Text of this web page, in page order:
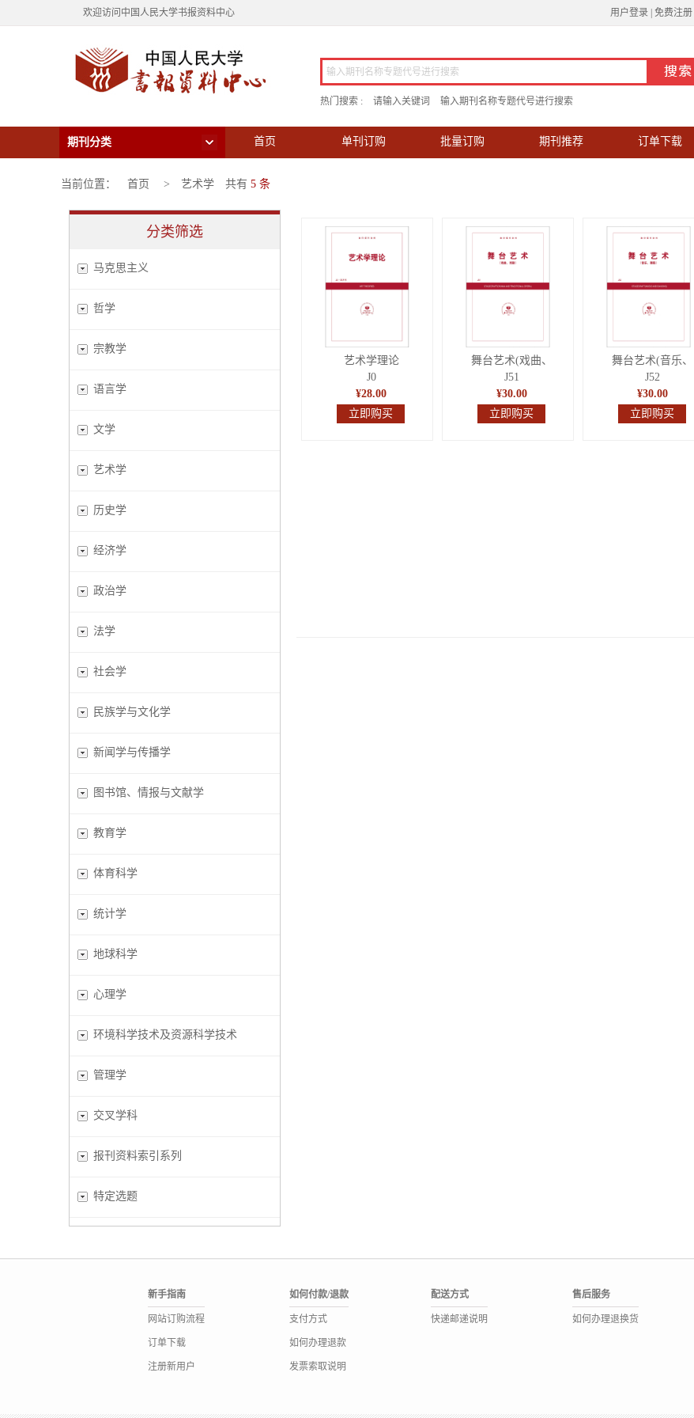
欢迎访问中国人民大学书报资料中心 用户登录| 免费注册|
热门搜索 : 请输入关键词 输入期刊名称专题代号进行搜索
期刊分类 首页 单刊订购 批量订购 期刊推荐 订单下载
当前位置： 首页 > 艺术学 共有 5 条
分类筛选
马克思主义
哲学
宗教学
语言学
文学
艺术学
历史学
经济学
政治学
法学
社会学
民族学与文化学
新闻学与传播学
图书馆、情报与文献学
教育学
体育科学
统计学
地球科学
心理学
环境科学技术及资源科学技术
管理学
交叉学科
报刊资料索引系列
特定选题
艺术学理论
J0
¥28.00
立即购买
舞台艺术(戏曲、
J51
¥30.00
立即购买
舞台艺术(音乐、
J52
¥30.00
立即购买
新手指南
网站订购流程
订单下载
注册新用户
如何付款/退款
支付方式
如何办理退款
发票索取说明
配送方式
快递邮递说明
售后服务
如何办理退换货